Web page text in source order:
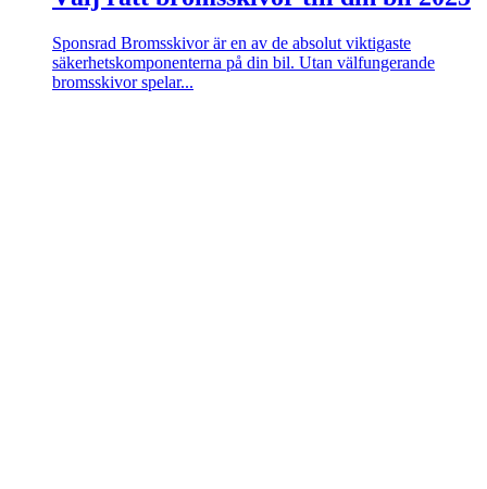
Sponsrad Bromsskivor är en av de absolut viktigaste
säkerhetskomponenterna på din bil. Utan välfungerande
bromsskivor spelar...